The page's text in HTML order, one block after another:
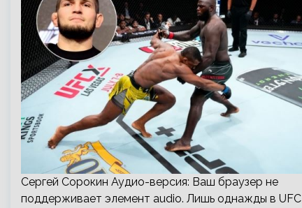
Сергей Сорокин Аудио-версия: Ваш браузер не
поддерживает элемент audio. Лишь однажды в UFC